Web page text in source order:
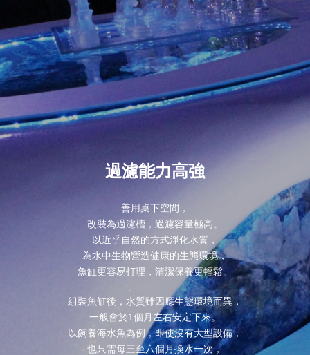
過濾能力高強
善用桌下空間，
改裝為過濾槽，過濾容量極高。
以近乎自然的方式淨化水質，
為水中生物營造健康的生態環境，
魚缸更容易打理，清潔保養更輕鬆。
組裝魚缸後，水質雖因應生態環境而異，
一般會於1個月左右安定下來。
以飼養海水魚為例，即使沒有大型設備，
也只需每三至六個月換水一次，